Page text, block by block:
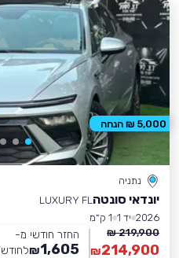
נתניה
יונדאי סונטה LUXURY FL
2026 יד 1
1 ק״מ
219,900 ₪
214,900
₪
החזר חודשי מ-
1,605
₪לחודש
5,000 ₪ הנחה